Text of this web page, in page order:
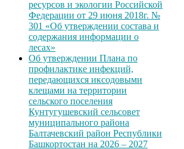
ресурсов и экологии Российской
Федерации от 29 июня 2018г. №
301 «Об утверждении состава и
содержания информации о
лесах»
Об утверждении Плана по
профилактике инфекций,
передающихся иксодовыми
клещами на территории
сельского поселения
Кунтугушевский сельсовет
муниципального района
Балтачевский район Республики
Башкортостан на 2026 – 2027